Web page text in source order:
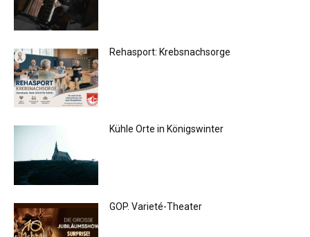
Rehasport: Krebsnachsorge
Kühle Orte in Königswinter
GOP. Varieté-Theater